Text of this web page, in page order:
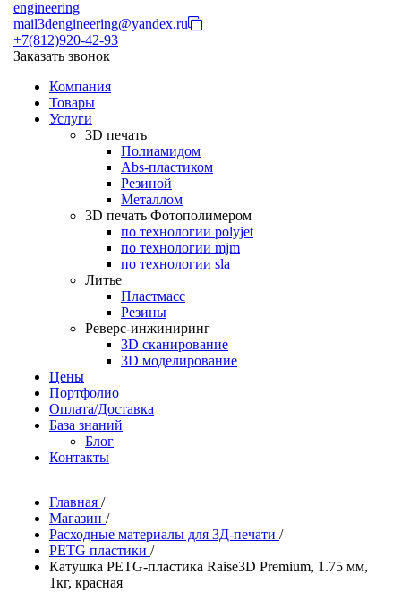
engineering
mail3dengineering@yandex.ru
+7(812)920-42-93
Заказать звонок
Компания
Товары
Услуги
3D печать
Полиамидом
Abs-пластиком
Резиной
Металлом
3D печать Фотополимером
по технологии polyjet
по технологии mjm
по технологии sla
Литье
Пластмасс
Резины
Реверс-инжиниринг
3D сканирование
3D моделирование
Цены
Портфолио
Оплата/Доставка
База знаний
Блог
Контакты
Главная /
Магазин /
Расходные материалы для 3Д-печати /
PETG пластики /
Катушка PETG-пластика Raise3D Premium, 1.75 мм,
1кг, красная